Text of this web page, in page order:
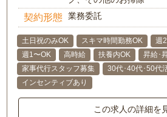
契約形態 業務委託
土日祝のみOK スキマ時間勤務OK
週
週1〜OK
高時給 扶養内OK 昇給･
家事代行スタッフ募集
30代･40代･50代
インセンティブあり
この求人の詳細を